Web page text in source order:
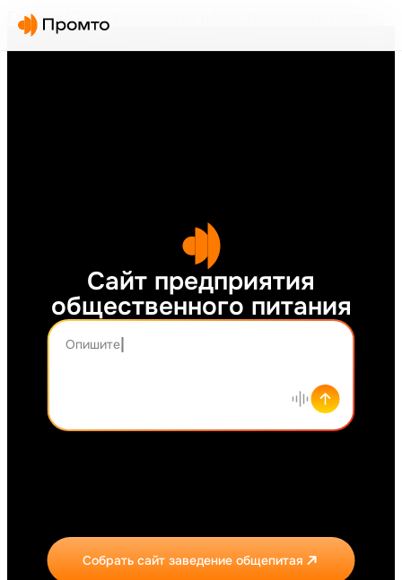
Главная Сайт предприятия общественного питания
Сайт предприятия
общественного питания
Опишите, что хотите создать...
Собрать сайт заведение общепитая